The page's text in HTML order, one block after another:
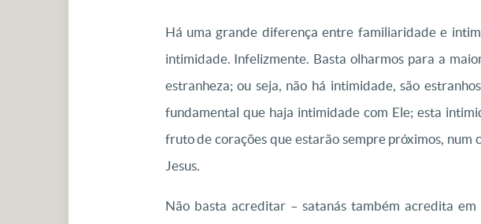
Há uma grande diferença entre familiaridade e
intimidade. Infelizmente. Basta olharmos para a
estranheza; ou seja, não há intimidade, são
fundamental que haja intimidade com Ele; esta
fruto de corações que estarão sempre próximos, num
Jesus.
Não basta acreditar – satanás também acredita